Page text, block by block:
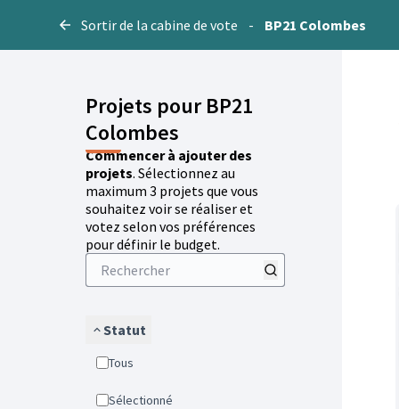
Sortir de la cabine de vote - BP21 Colombes
Projets pour BP21
Colombes
Commencer à ajouter des
projets. Sélectionnez au
maximum 3 projets que vous
souhaitez voir se réaliser et
votez selon vos préférences
pour définir le budget.
Statut
Tous
Sélectionné